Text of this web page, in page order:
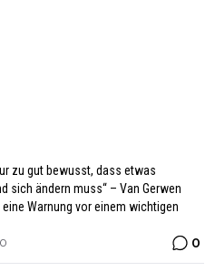
zu gut bewusst, dass etwas
sich ändern muss“ – Van Gerwen
Warnung vor einem wichtigen
0